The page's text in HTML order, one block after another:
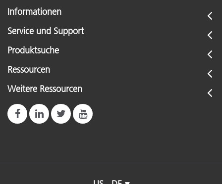
Informationen
Service und Support
Produktsuche
Ressourcen
Weitere Ressourcen